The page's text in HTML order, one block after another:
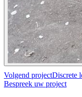
Volgend projectDiscrete
Bespreek uw project